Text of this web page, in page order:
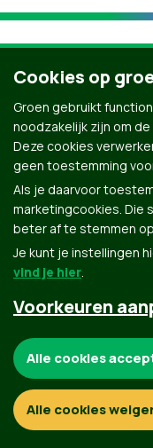
Groen.be
© Copyright Groen 2026 |
Contact
Cookies op
Groen gebruikt
noodzakelijk zijn om
Deze cookies
geen toestemming
Als je daarvoor
marketingcookies. Die
beter af te stemmen
Je kunt je instellingen
vind je hier.
Voorkeuren
Functionele en
Alle cookies
Alle cookies